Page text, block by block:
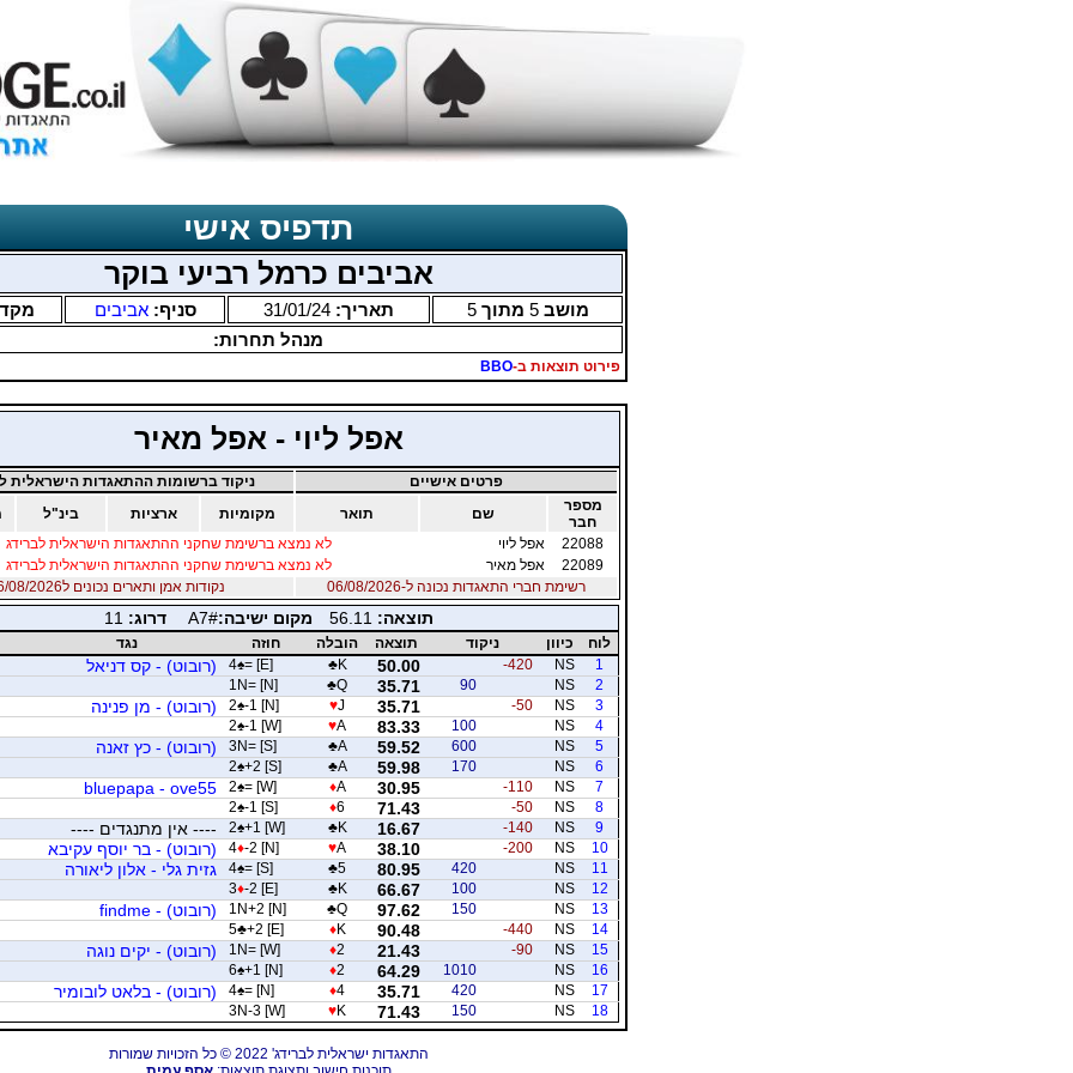
תדפיס אישי
אביבים כרמל רביעי בוקר
מושב5 מתוך5 תאריך: 31/01/24 סניף:אביבים
מנהל תחרות:
פירוט תוצאות ב-BBO
אפל ליוי - אפל מאיר
פרטים אישיים
ניקוד ברשומות ההתאגדות הישראלית
מספר
חבר
שם תואר מקומיות ארציות בינ"ל
22088
אפל ליוי
לא נמצא ברשימת שחקני ההתאגדות הישראלית לברידג
22089
אפל מאיר
לא נמצא ברשימת שחקני ההתאגדות הישראלית לברידג
רשימת חברי התאגדות נכונה ל-06/08/2026
נקודות אמן ותארים נכונים ל06/08/2026
תוצאה: 56.11 מקום ישיבה:A7# דרוג: 11
לוח כיוון ניקוד תוצאה הובלה חוזה
נגד
1
NS
-420
50.00
♣K
4♠= [E] (רובוט) - קס דניאל
2
NS
90
35.71
♣Q
1N= [N]
3
NS
-50
35.71
♥J
2♠-1 [N] (רובוט) - מן פנינה
4
NS
100
83.33
♥A
2♠-1 [W]
5
NS
600
59.52
♣A
3N= [S] (רובוט) - כץ זאנה
6
NS
170
59.98
♣A
2♠+2 [S]
7
NS
-110
30.95
♦A
2♠= [W]
bluepapa - ove55
8
NS
-50
71.43
♦6
2♠-1 [S]
9
NS
-140
16.67
♣K
2♠+1 [W] ---- אין מתנגדים ----
10
NS
-200
38.10
♥A
4♦-2 [N] (רובוט) - בר יוסף עקיבא
11
NS
420
80.95
♣5
4♠= [S] גזית גלי - אלון ליאורה
12
NS
100
66.67
♣K
3♦-2 [E]
13
NS
150
97.62
♣Q
1N+2 [N] (רובוט) - findme
14
NS
-440
90.48
♦K
5♣+2 [E]
15
NS
-90
21.43
♦2
1N= [W] (רובוט) - יקים נוגה
16
NS
1010
64.29
♦2
6♠+1 [N]
17
NS
420
35.71
♦4
4♠= [N] (רובוט) - בלאט לובומיר
18
NS
150
71.43
♥K
3N-3 [W]
התאגדות ישראלית לברידג' 2022 © כל הזכויות שמורות